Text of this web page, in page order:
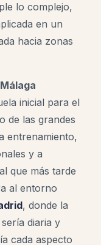
lo complejo,
en un
hacia zonas
inicial para el
de las grandes
entrenamiento,
y a
que más tarde
al entorno
, donde la
diaria y
cada aspecto